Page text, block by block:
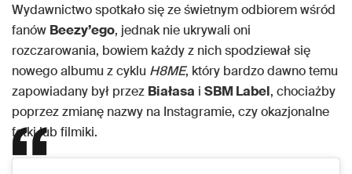
Wydawnictwo spotkało się ze świetnym odbiorem wśród
fanów Beezy’ego, jednak nie ukrywali oni
rozczarowania, bowiem każdy z nich spodziewał się
nowego albumu z cyklu H8ME, który bardzo dawno temu
zapowiadany był przez Białasa i SBM Label, chociażby
poprzez zmianę nazwy na Instagramie, czy okazjonalne
fotki lub filmiki.